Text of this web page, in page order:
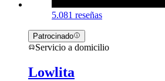
5.081 reseñas
Patrocinado
Servicio a domicilio
Lowlita